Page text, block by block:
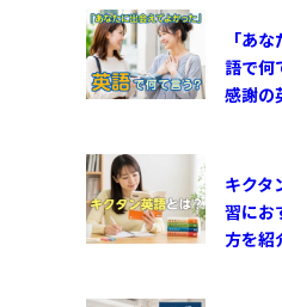
「あ
語で何
感謝の
キクタ
習にお
方を紹